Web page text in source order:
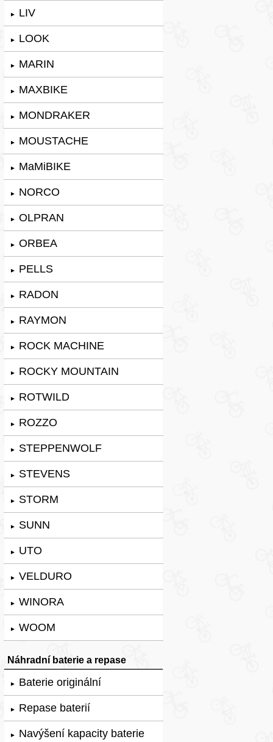
► LIV
► LOOK
► MARIN
► MAXBIKE
► MONDRAKER
► MOUSTACHE
► MaMiBIKE
► NORCO
► OLPRAN
► ORBEA
► PELLS
► RADON
► RAYMON
► ROCK MACHINE
► ROCKY MOUNTAIN
► ROTWILD
► ROZZO
► STEPPENWOLF
► STEVENS
► STORM
► SUNN
► UTO
► VELDURO
► WINORA
► WOOM
Náhradní baterie a repase
► Baterie originální
► Repase baterií
► Navýšení kapacity baterie